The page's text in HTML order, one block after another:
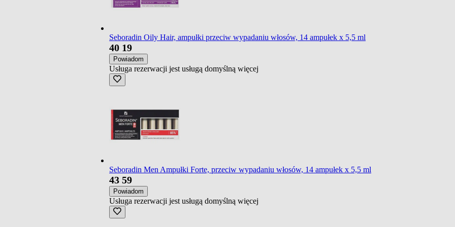
Seboradin Oily Hair, ampułki przeciw wypadaniu włosów, 14 ampułek x 5,5 ml
40 19
Powiadom
Usługa rezerwacji jest usługą domyślną więcej
Seboradin Men Ampułki Forte, przeciw wypadaniu włosów, 14 ampułek x 5,5 ml
43 59
Powiadom
Usługa rezerwacji jest usługą domyślną więcej